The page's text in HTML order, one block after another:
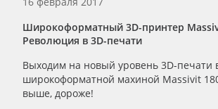
Широкоформатный 3D-принтер
Революция в 3D-печати
Выходим на новый уровень 3D-печати
широкоформатной махиной Massivit
выше, дороже!